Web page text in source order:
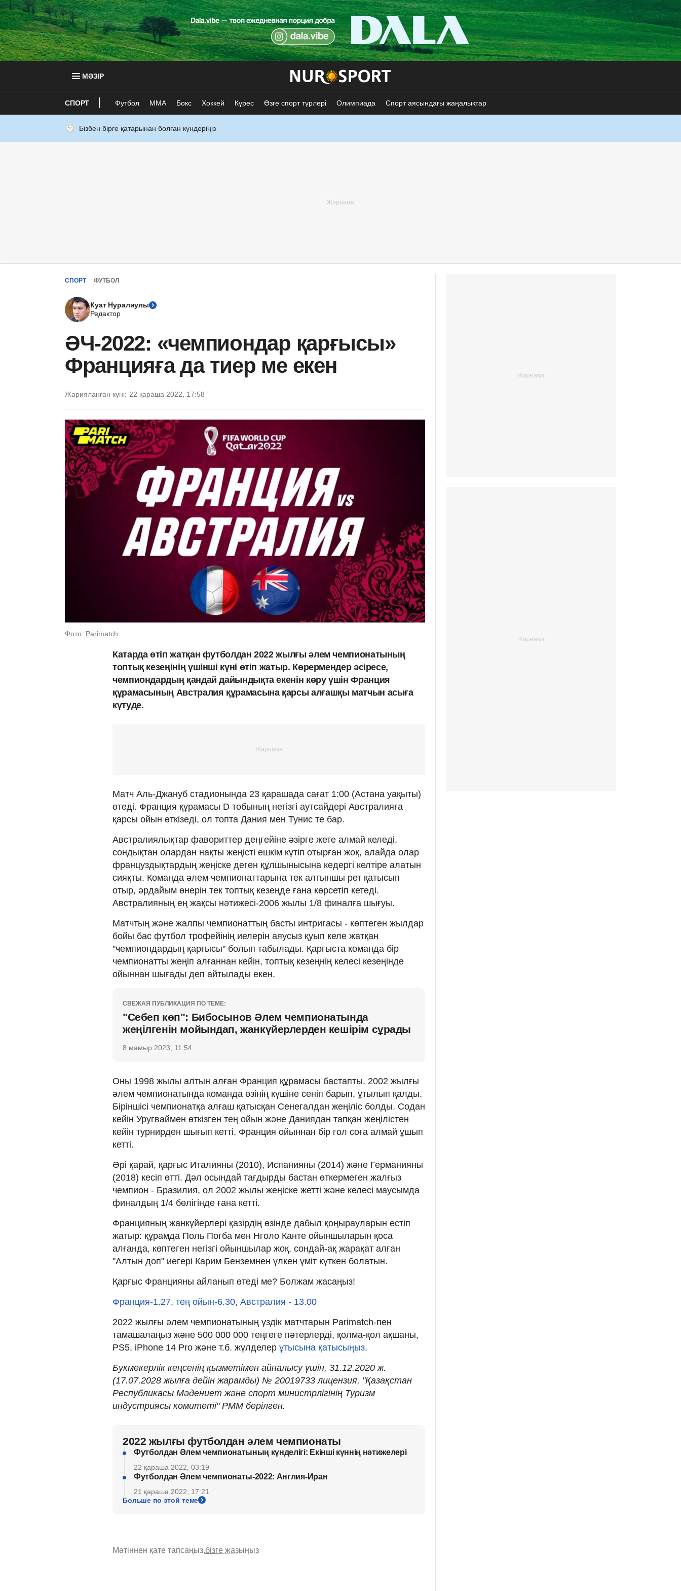
МӘЗІР
СПОРТ Футбол ММА Бокс Хоккей Күрес Өзге спорт түрлері Олимпиада Спорт аясындағы жаңалықтар
Бізбен бірге қатарынан болған күндеріңіз
СПОРТ ФУТБОЛ
Куат Нуралиулы
Редактор
ӘЧ-2022: «чемпиондар қарғысы»
Францияға да тиер ме екен
Жарияланған күні: 22 қараша 2022, 17:58
Фото: Parimatch
Катарда өтіп жатқан футболдан 2022 жылғы әлем чемпионатының
топтық кезеңінің үшінші күні өтіп жатыр. Көрермендер әсіресе,
чемпиондардың қандай дайындықта екенін көру үшін Франция
құрамасының Австралия құрамасына қарсы алғашқы матчын асыға
күтуде.
Матч Аль-Джануб стадионында 23 қарашада сағат 1:00 (Астана уақыты)
өтеді. Франция құрамасы D тобының негізгі аутсайдері Австралияға
қарсы ойын өткізеді, ол топта Дания мен Тунис те бар.
Австралиялықтар фавориттер деңгейіне әзірге жете алмай келеді,
сондықтан олардан нақты жеңісті ешкім күтіп отырған жоқ, алайда олар
француздықтардың жеңіске деген құлшынысына кедергі келтіре алатын
сияқты. Команда әлем чемпионаттарына тек алтыншы рет қатысып
отыр, әрдайым өнерін тек топтық кезеңде ғана көрсетіп кетеді.
Австралияның ең жақсы нәтижесі-2006 жылы 1/8 финалға шығуы.
Матчтың және жалпы чемпионаттың басты интригасы - көптеген жылдар
бойы бас футбол трофейінің иелерін аяусыз қуып келе жатқан
"чемпиондардың қарғысы" болып табылады. Қарғыста команда бір
чемпионатты жеңіп алғаннан кейін, топтық кезеңнің келесі кезеңінде
ойыннан шығады деп айтылады екен.
СВЕЖАЯ ПУБЛИКАЦИЯ ПО ТЕМЕ:
"Себеп көп": Бибосынов Әлем чемпионатында
жеңілгенін мойындап, жанкүйерлерден кешірім сұрады
8 мамыр 2023, 11:54
Оны 1998 жылы алтын алған Франция құрамасы бастапты. 2002 жылғы
әлем чемпионатында команда өзінің күшіне сеніп барып, ұтылып қалды.
Біріншісі чемпионатқа алғаш қатысқан Сенегалдан жеңіліс болды. Содан
кейін Уругваймен өткізген тең ойын және Даниядан тапқан жеңілістен
кейін турнирден шығып кетті. Франция ойыннан бір гол соға алмай ұшып
кетті.
Әрі қарай, қарғыс Италияны (2010), Испанияны (2014) және Германияны
(2018) кесіп өтті. Дәл осындай тағдырды бастан өткермеген жалғыз
чемпион - Бразилия, ол 2002 жылы жеңіске жетті және келесі маусымда
финалдың 1/4 бөлігінде ғана кетті.
Францияның жанкүйерлері қазірдің өзінде дабыл қоңырауларын естіп
жатыр: құрамда Поль Погба мен Нголо Канте ойыншыларын қоса
алғанда, көптеген негізгі ойыншылар жоқ, сондай-ақ жарақат алған
"Алтын доп" иегері Карим Бенземнен үлкен үміт күткен болатын.
Қарғыс Францияны айланып өтеді ме? Болжам жасаңыз!
Франция-1.27, тең ойын-6.30, Австралия - 13.00
2022 жылғы әлем чемпионатының үздік матчтарын Parimatch-пен
тамашалаңыз және 500 000 000 теңгеге пәтерлерді, қолма-қол ақшаны,
PS5, iPhone 14 Pro және т.б. жүлделер ұтысына қатысыңыз.
Букмекерлік кеңсенің қызметімен айналысу үшін, 31.12.2020 ж.
(17.07.2028 жылға дейін жарамды) № 20019733 лицензия, "Қазақстан
Республикасы Мәдениет және спорт министрлігінің Туризм
индустриясы комитеті" РММ берілген.
2022 жылғы футболдан әлем чемпионаты
Футболдан Әлем чемпионатының күнделігі: Екінші күннің нәтижелері
22 қараша 2022, 03:19
Футболдан Әлем чемпионаты-2022: Англия-Иран
21 қараша 2022, 17:21
Больше по этой теме
Мәтіннен қате тапсаңыз,бізге жазыңыз